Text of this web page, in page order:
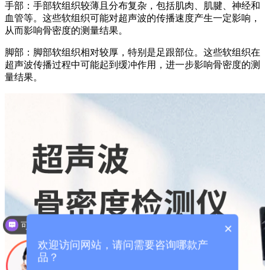
手部：手部软组织较薄且分布复杂，包括肌肉、肌腱、神经和
血管等。这些软组织可能对超声波的传播速度产生一定影响，
从而影响骨密度的测量结果。
脚部：脚部软组织相对较厚，特别是足跟部位。这些软组织在
超声波传播过程中可能起到缓冲作用，进一步影响骨密度的测
量结果。
×
欢迎访问网站，请问需要咨询哪款产
品？